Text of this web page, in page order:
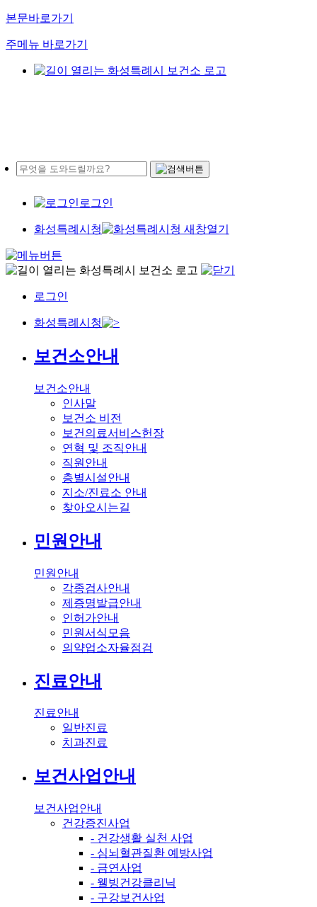
본문바로가기
주메뉴 바로가기
로그인
화성특례시청
로그인
화성특례시청
보건소안내
보건소안내
인사말
보건소 비전
보건의료서비스헌장
연혁 및 조직안내
직원안내
층별시설안내
지소/진료소 안내
찾아오시는길
민원안내
민원안내
각종검사안내
제증명발급안내
인허가안내
민원서식모음
의약업소자율점검
진료안내
진료안내
일반진료
치과진료
보건사업안내
보건사업안내
건강증진사업
- 건강생활 실천 사업
- 심뇌혈관질환 예방사업
- 금연사업
- 웰빙건강클리닉
- 구강보건사업